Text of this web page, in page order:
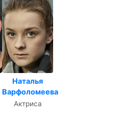
Наталья
Варфоломеева
Актриса